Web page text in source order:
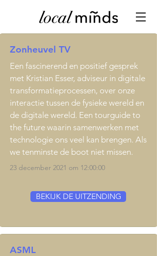
Zonheuvel TV
Een fascinerend en positief gesprek
met Kristian Esser, adviseur in digitale
transformatieprocessen, over onze
interactie tussen de fysieke wereld en
de digitale wereld. Een tourguide to
the future waarin samenwerken met
technologie ons veel kan brengen. Als
we tenminste de boot niet missen.
23 december 2021 om 12:00:00
BEKIJK DE UITZENDING
ASML